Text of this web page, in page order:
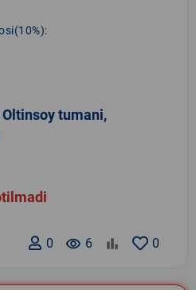
tumani,
0
remove_red_eye 6
0